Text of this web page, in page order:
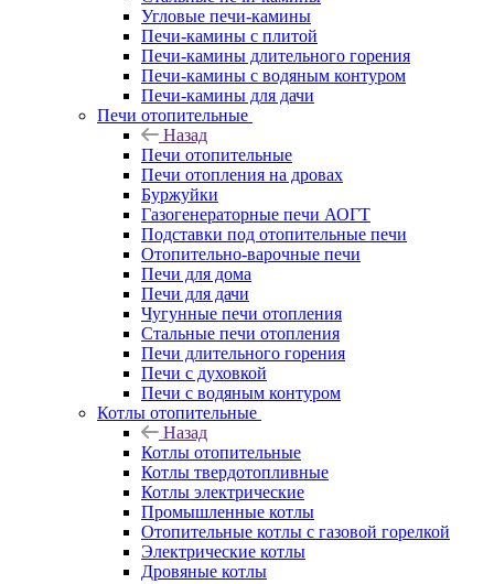
Угловые печи-камины
Печи-камины с плитой
Печи-камины длительного горения
Печи-камины с водяным контуром
Печи-камины для дачи
Печи отопительные
Назад
Печи отопительные
Печи отопления на дровах
Буржуйки
Газогенераторные печи АОГТ
Подставки под отопительные печи
Отопительно-варочные печи
Печи для дома
Печи для дачи
Чугунные печи отопления
Стальные печи отопления
Печи длительного горения
Печи с духовкой
Печи с водяным контуром
Котлы отопительные
Назад
Котлы отопительные
Котлы твердотопливные
Котлы электрические
Промышленные котлы
Отопительные котлы с газовой горелкой
Электрические котлы
Дровяные котлы